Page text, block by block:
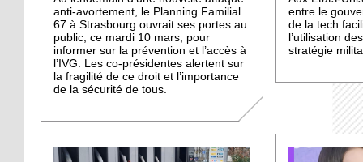
anti-avortement, le Planning Familial
67 à Strasbourg ouvrait ses portes au
public, ce mardi 10 mars, pour
informer sur la prévention et l’accès à
l’IVG. Les co-présidentes alertent sur
la fragilité de ce droit et l’importance
de la sécurité de tous.
entre le
de la tech
l’utilisation
stratégie